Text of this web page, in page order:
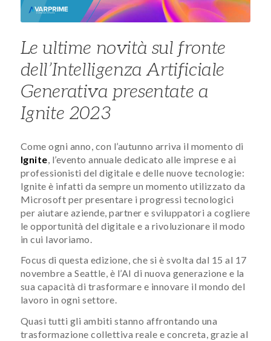
Le ultime novità sul fronte
dell’Intelligenza Artificiale
Generativa presentate a
Ignite 2023
Come ogni anno, con l’autunno arriva il momento di
Ignite , l’evento annuale dedicato alle imprese e ai
professionisti del digitale e delle nuove tecnologie:
Ignite è infatti da sempre un momento utilizzato da
Microsoft per presentare i progressi tecnologici
per aiutare aziende, partner e sviluppatori a cogliere
le opportunità del digitale e a rivoluzionare il modo
in cui lavoriamo.
Focus di questa edizione, che si è svolta dal 15 al 17
novembre a Seattle, è l’AI di nuova generazione e la
sua capacità di trasformare e innovare il mondo del
lavoro in ogni settore.
Quasi tutti gli ambiti stanno affrontando una
trasformazione collettiva reale e concreta, grazie al